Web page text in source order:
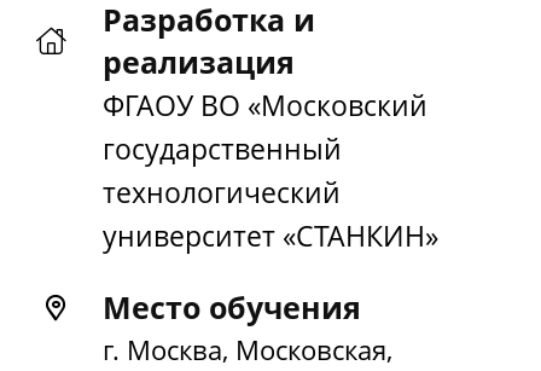
Разработка и
реализация
ФГАОУ ВО «Московский
государственный
технологический
университет «СТАНКИН»
Место обучения
г. Москва, Московская,